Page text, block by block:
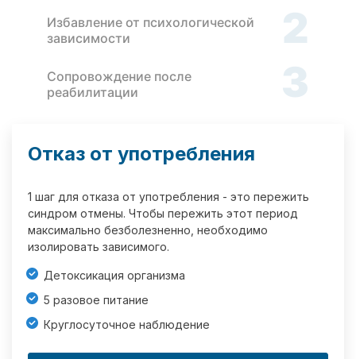
Избавление от психологической
зависимости
2
Сопровождение после
реабилитации
3
Отказ от употребления
1 шаг для отказа от употребления - это пережить
синдром отмены. Чтобы пережить этот период
максимально безболезненно, необходимо
изолировать зависимого.
Детоксикация организма
5 разовое питание
Круглосуточное наблюдение